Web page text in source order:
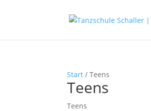
Start / Teens
Teens
Teens